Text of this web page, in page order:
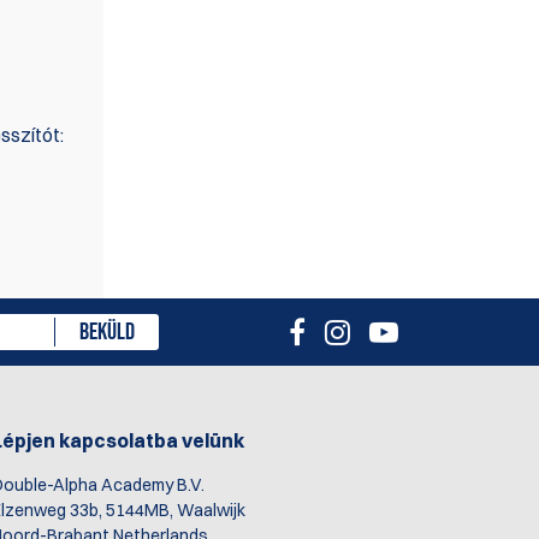
BEKÜLD
kapcsolatba velünk
Alpha Academy B.V.
33b, 5144MB, Waalwijk